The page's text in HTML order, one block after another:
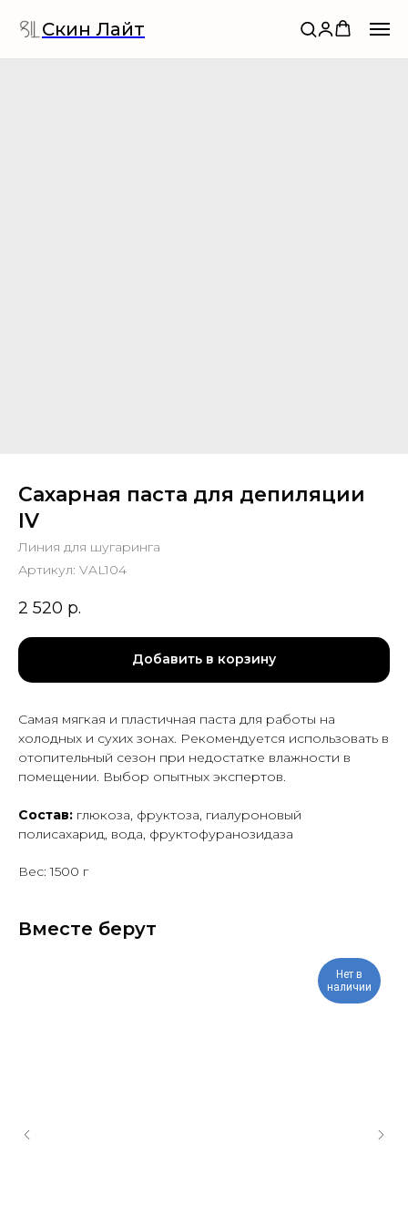
Скин Лайт
Сахарная паста для депиляции
IV
Линия для шугаринга
Артикул: VAL104
2 520 р.
Добавить в корзину
Самая мягкая и пластичная паста для работы на
холодных и сухих зонах. Рекомендуется использовать в
отопительный сезон при недостатке влажности в
помещении. Выбор опытных экспертов.
Состав: глюкоза, фруктоза, гиалуроновый
полисахарид, вода, фруктофуранозидаза
Вес: 1500 г
Вместе берут
Нет в
наличии